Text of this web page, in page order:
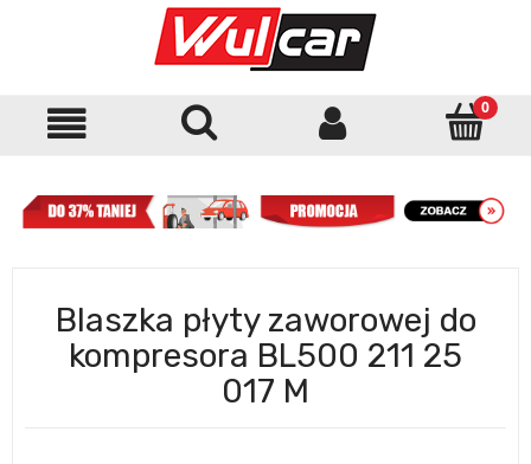
Blaszka płyty zaworowej do
kompresora BL500 211 25
017 M